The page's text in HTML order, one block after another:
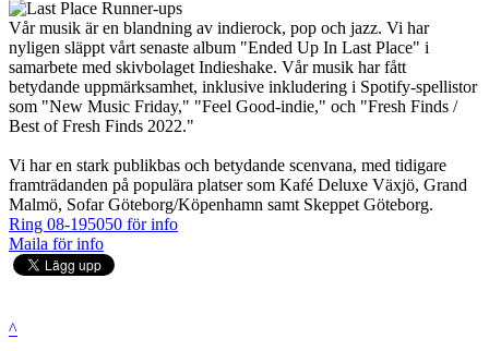
Vår musik är en blandning av indierock, pop och jazz. Vi har
nyligen släppt vårt senaste album "Ended Up In Last Place" i
samarbete med skivbolaget Indieshake. Vår musik har fått
betydande uppmärksamhet, inklusive inkludering i Spotify-spellistor
som "New Music Friday," "Feel Good-indie," och "Fresh Finds /
Best of Fresh Finds 2022."
Vi har en stark publikbas och betydande scenvana, med tidigare
framträdanden på populära platser som Kafé Deluxe Växjö, Grand
Malmö, Sofar Göteborg/Köpenhamn samt Skeppet Göteborg.
Ring 08-195050 för info
Maila för info
^